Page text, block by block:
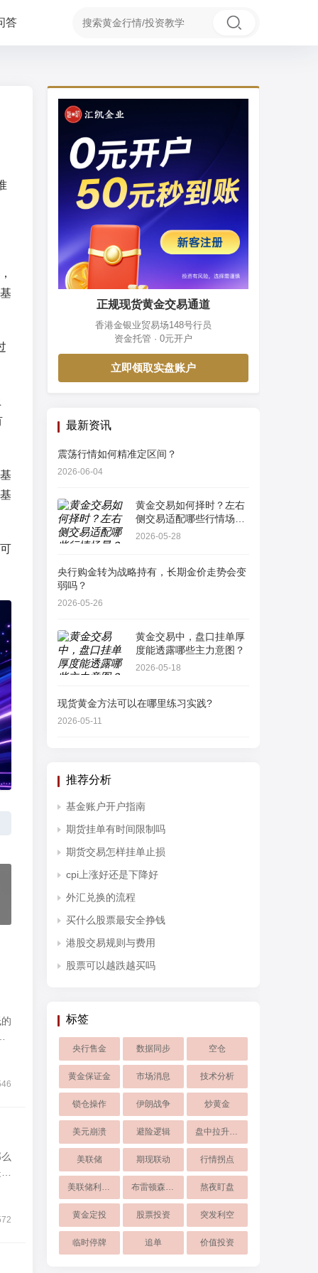
答
正规现货黄金交易通道
香港金银业贸易场148号行员
资金托管 · 0元开户
立即领取实盘账户
最新资讯
震荡行情如何精准定区间？
2026-06-04
黄金交易如何择时？左右
侧交易适配哪些行情场
景？
2026-05-28
央行购金转为战略持有，长期金价走势会变
弱吗？
2026-05-26
黄金交易中，盘口挂单厚
度能透露哪些主力意图？
2026-05-18
现货黄金方法可以在哪里练习实践?
2026-05-11
推荐分析
基金账户开户指南
期货挂单有时间限制吗
期货交易怎样挂单止损
cpi上涨好还是下降好
外汇兑换的流程
买什么股票最安全挣钱
港股交易规则与费用
股票可以越跌越买吗
标签
央行售金 数据同步 空仓
黄金保证金 市场消息 技术分析
锁仓操作 伊朗战争 炒黄金
美元崩溃 避险逻辑 盘中拉升超8
美联储 期现联动 行情拐点
美联储利率预期 布雷顿森林体系 熬夜盯盘
黄金定投 股票投资 突发利空
临时停牌 追单 价值投资